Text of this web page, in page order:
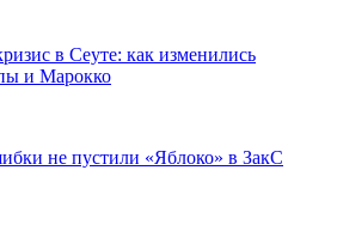
в Сеуте: как изменились
и Марокко
не пустили «Яблоко» в ЗакС